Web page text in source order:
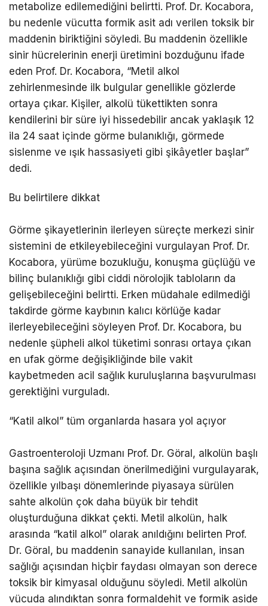
metabolize edilemediğini belirtti. Prof. Dr. Kocabora,
bu nedenle vücutta formik asit adı verilen toksik bir
maddenin biriktiğini söyledi. Bu maddenin özellikle
sinir hücrelerinin enerji üretimini bozduğunu ifade
eden Prof. Dr. Kocabora, “Metil alkol
zehirlenmesinde ilk bulgular genellikle gözlerde
ortaya çıkar. Kişiler, alkolü tükettikten sonra
kendilerini bir süre iyi hissedebilir ancak yaklaşık 12
ila 24 saat içinde görme bulanıklığı, görmede
sislenme ve ışık hassasiyeti gibi şikâyetler başlar”
dedi.
Bu belirtilere dikkat
Görme şikayetlerinin ilerleyen süreçte merkezi sinir
sistemini de etkileyebileceğini vurgulayan Prof. Dr.
Kocabora, yürüme bozukluğu, konuşma güçlüğü ve
bilinç bulanıklığı gibi ciddi nörolojik tabloların da
gelişebileceğini belirtti. Erken müdahale edilmediği
takdirde görme kaybının kalıcı körlüğe kadar
ilerleyebileceğini söyleyen Prof. Dr. Kocabora, bu
nedenle şüpheli alkol tüketimi sonrası ortaya çıkan
en ufak görme değişikliğinde bile vakit
kaybetmeden acil sağlık kuruluşlarına başvurulması
gerektiğini vurguladı.
“Katil alkol” tüm organlarda hasara yol açıyor
Gastroenteroloji Uzmanı Prof. Dr. Göral, alkolün başlı
başına sağlık açısından önerilmediğini vurgulayarak,
özellikle yılbaşı dönemlerinde piyasaya sürülen
sahte alkolün çok daha büyük bir tehdit
oluşturduğuna dikkat çekti. Metil alkolün, halk
arasında “katil alkol” olarak anıldığını belirten Prof.
Dr. Göral, bu maddenin sanayide kullanılan, insan
sağlığı açısından hiçbir faydası olmayan son derece
toksik bir kimyasal olduğunu söyledi. Metil alkolün
vücuda alındıktan sonra formaldehit ve formik aside